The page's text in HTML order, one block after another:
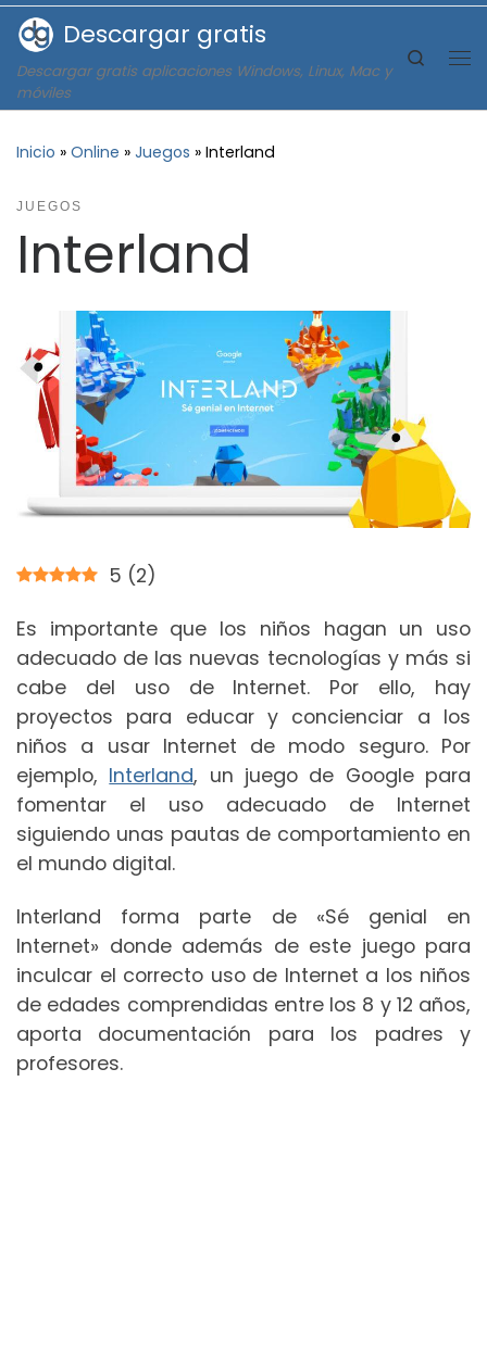
Saltar al contenido
Descargar gratis
Descargar gratis aplicaciones Windows, Linux, Mac y
móviles
Search
Inicio » Online » Juegos » Interland
JUEGOS
Interland
5 (2)
Es importante que los niños hagan un uso
adecuado de las nuevas tecnologías y más si
cabe del uso de Internet. Por ello, hay
proyectos para educar y concienciar a los
niños a usar Internet de modo seguro. Por
ejemplo, Interland, un juego de Google para
fomentar el uso adecuado de Internet
siguiendo unas pautas de comportamiento en
el mundo digital.
Interland forma parte de «Sé genial en
Internet» donde además de este juego para
inculcar el correcto uso de Internet a los niños
de edades comprendidas entre los 8 y 12 años,
aporta documentación para los padres y
profesores.